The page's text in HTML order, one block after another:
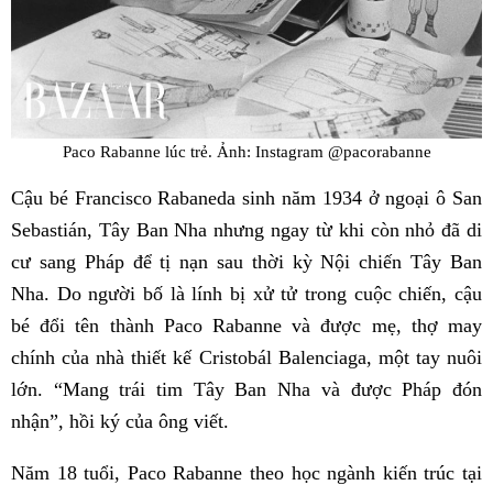
Paco Rabanne lúc trẻ. Ảnh: Instagram @pacorabanne
Cậu bé Francisco Rabaneda sinh năm 1934 ở ngoại ô San
Sebastián, Tây Ban Nha nhưng ngay từ khi còn nhỏ đã di
cư sang Pháp để tị nạn sau thời kỳ Nội chiến Tây Ban
Nha. Do người bố là lính bị xử tử trong cuộc chiến, cậu
bé đổi tên thành Paco Rabanne và được mẹ, thợ may
chính của nhà thiết kế Cristobál Balenciaga, một tay nuôi
lớn. “Mang trái tim Tây Ban Nha và được Pháp đón
nhận”, hồi ký của ông viết.
Năm 18 tuổi, Paco Rabanne theo học ngành kiến ​​trúc tại